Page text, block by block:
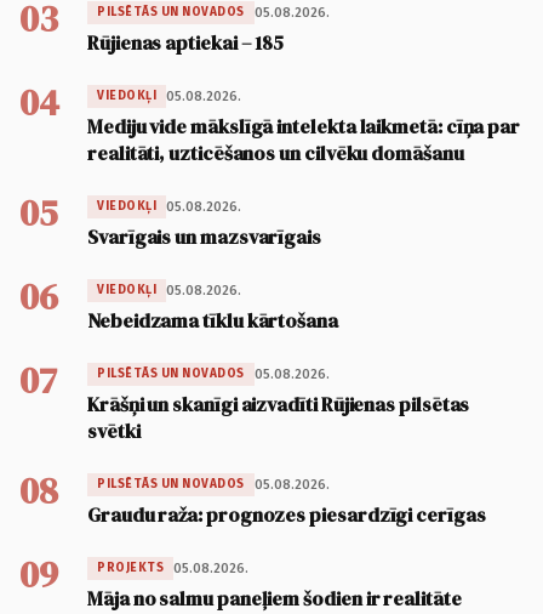
03 PILSĒTĀS UN NOVADOS 05.08.2026.
Rūjienas aptiekai – 185
04 VIEDOKĻI 05.08.2026.
Mediju vide mākslīgā intelekta laikmetā: cīņa par
realitāti, uzticēšanos un cilvēku domāšanu
05 VIEDOKĻI 05.08.2026.
Svarīgais un mazsvarīgais
06 VIEDOKĻI 05.08.2026.
Nebeidzama tīklu kārtošana
07 PILSĒTĀS UN NOVADOS 05.08.2026.
Krāšņi un skanīgi aizvadīti Rūjienas pilsētas
svētki
08 PILSĒTĀS UN NOVADOS 05.08.2026.
Graudu raža: prognozes piesardzīgi cerīgas
09 PROJEKTS 05.08.2026.
Māja no salmu paneļiem šodien ir realitāte